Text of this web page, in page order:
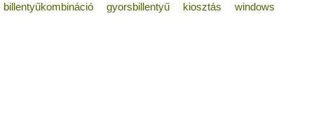
billentyűkombináció
gyorsbillentyű kiosztás windows